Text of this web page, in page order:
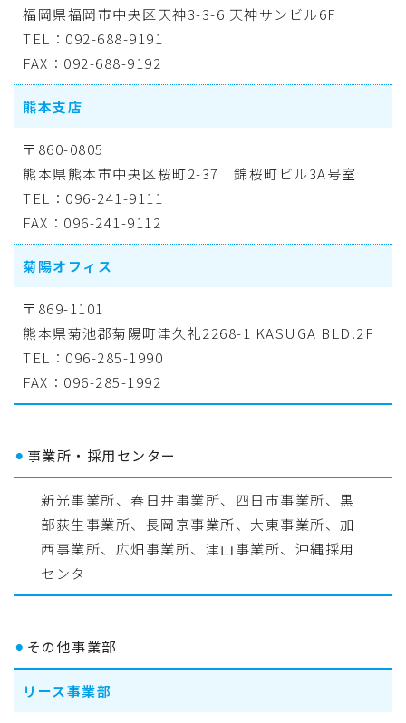
福岡県福岡市中央区天神3-3-6 天神サンビル6F
TEL：092-688-9191
FAX：092-688-9192
熊本支店
〒860-0805
熊本県熊本市中央区桜町2-37 錦桜町ビル3A号室
TEL：096-241-9111
FAX：096-241-9112
菊陽オフィス
〒869-1101
熊本県菊池郡菊陽町津久礼2268-1 KASUGA BLD.2F
TEL：096-285-1990
FAX：096-285-1992
⚫︎ 事業所・採用センター
新光事業所、春日井事業所、四日市事業所、黒
部荻生事業所、長岡京事業所、大東事業所、加
西事業所、広畑事業所、津山事業所、沖縄採用
センター
⚫︎ その他事業部
リース事業部